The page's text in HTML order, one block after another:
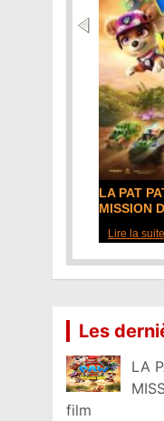
LA PAT
MISSION
Lire la
Les
LA
film